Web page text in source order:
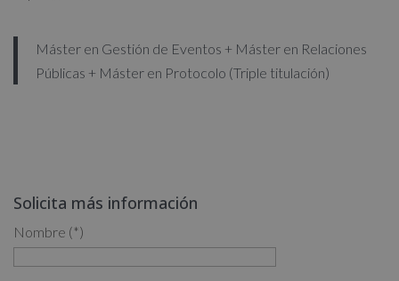
Máster en Gestión de Eventos + Máster en Relaciones
Públicas + Máster en Protocolo (Triple titulación)
Solicita más información
Nombre (*)